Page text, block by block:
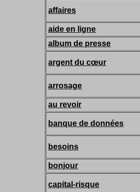
affaires
aide en ligne
album de presse
argent du cœur
arrosage
au revoir
banque de données
besoins
bonjour
capital-risque